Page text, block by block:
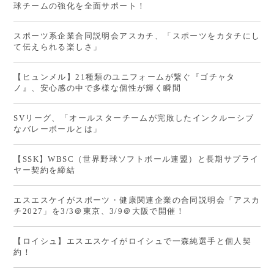
球チームの強化を全面サポート！
スポーツ系企業合同説明会アスカチ、「スポーツをカタチにし
て伝えられる楽しさ」
【ヒュンメル】21種類のユニフォームが繋ぐ『ゴチャタ
ノ』、安心感の中で多様な個性が輝く瞬間
SVリーグ、「オールスターチームが完敗したインクルーシブ
なバレーボールとは」
【SSK】WBSC（世界野球ソフトボール連盟）と長期サプライ
ヤー契約を締結
エスエスケイがスポーツ・健康関連企業の合同説明会「アスカ
チ2027」を3/3＠東京、3/9＠大阪で開催！
【ロイシュ】エスエスケイがロイシュで一森純選手と個人契
約！